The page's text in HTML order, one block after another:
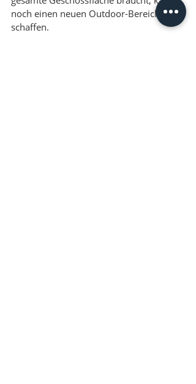
noch einen neuen Outdoor-Bereich
schaffen.